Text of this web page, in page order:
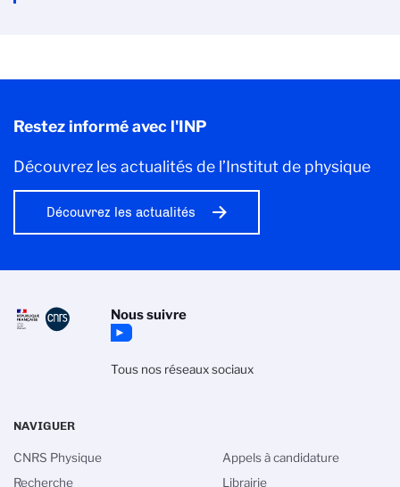
Restez informé avec l'INP
Découvrez les actualités de l’Institut de physique
Découvrez les actualités
Nous suivre
Tous nos réseaux sociaux
NAVIGUER
CNRS Physique
Recherche
Appels à candidature
Librairie